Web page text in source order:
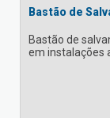
Bastão de
Bastão de
em instalações